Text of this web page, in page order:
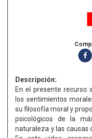
Descripción:
En el presente recurso
los sentimientos
su filosofía moral y
psicológicos de la
naturaleza y las causas